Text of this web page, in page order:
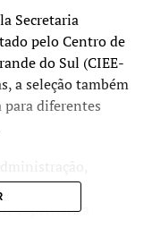
Secretaria
pelo Centro de
do Sul (CIEE-
a seleção também
para diferentes
aos
experiência